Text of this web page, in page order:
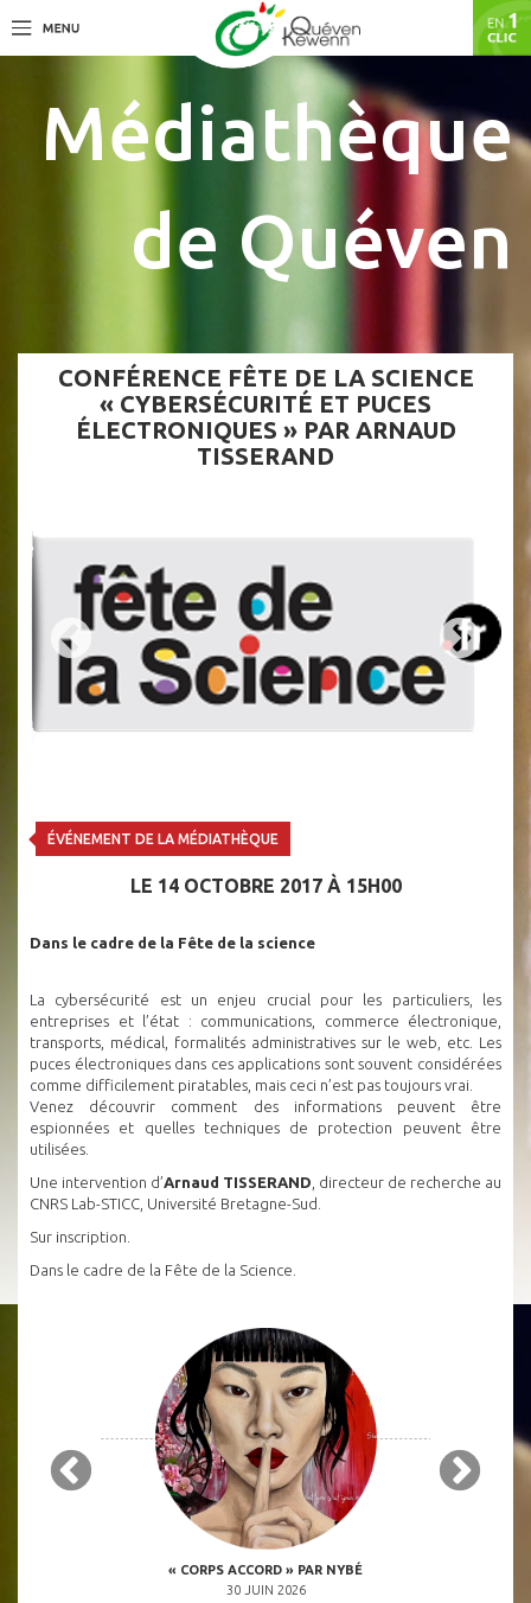
Médiathèque
de Quéven
CONFÉRENCE FÊTE DE LA SCIENCE
« CYBERSÉCURITÉ ET PUCES
ÉLECTRONIQUES » PAR ARNAUD
TISSERAND
ÉVÉNEMENT DE LA MÉDIATHÈQUE
LE 14 OCTOBRE 2017 À 15H00
Dans le cadre de la Fête de la science
La cybersécurité est un enjeu crucial pour les particuliers, les
entreprises et l’état : communications, commerce électronique,
transports, médical, formalités administratives sur le web, etc. Les
puces électroniques dans ces applications sont souvent considérées
comme difficilement piratables, mais ceci n’est pas toujours vrai.
Venez découvrir comment des informations peuvent être
espionnées et quelles techniques de protection peuvent être
utilisées.
Une intervention d’Arnaud TISSERAND , directeur de recherche au
CNRS Lab-STICC, Université Bretagne-Sud.
Sur inscription.
Dans le cadre de la Fête de la Science.
« CORPS ACCORD » PAR NYBÉ
30 JUIN 2026